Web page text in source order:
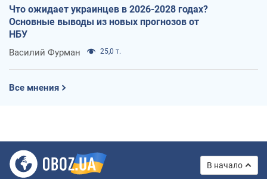
Что ожидает украинцев в 2026-2028 годах?
Основные выводы из новых прогнозов от
НБУ
Василий Фурман 25,0 т.
Все мнения
В начало